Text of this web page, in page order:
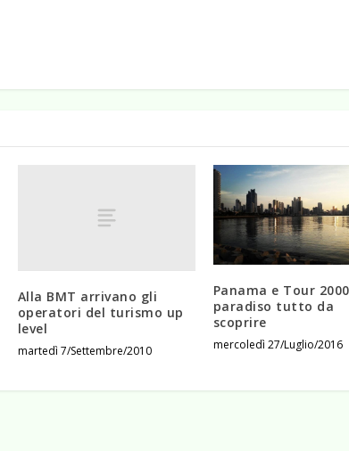
Alla BMT arrivano gli
operatori del turismo up
level
martedì 7/Settembre/2010
Panama e Tour
paradiso tutto da
scoprire
mercoledì 27/Luglio/2016